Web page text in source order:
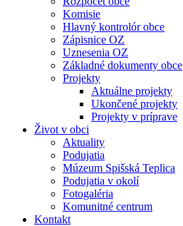
Komisie
Hlavný kontrolór obce
Zápisnice OZ
Uznesenia OZ
Základné dokumenty obce
Projekty
Aktuálne projekty
Ukončené projekty
Projekty v príprave
Život v obci
Aktuality
Podujatia
Múzeum Spišská Teplica
Podujatia v okolí
Fotogaléria
Komunitné centrum
Kontakt